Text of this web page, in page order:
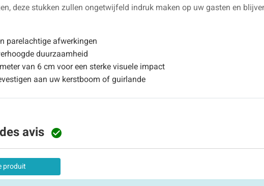
deze stukken zullen ongetwijfeld indruk maken op uw gasten en
parelachtige afwerkingen
duurzaamheid
van 6 cm voor een sterke visuele impact
aan uw kerstboom of guirlande
avis 
produit